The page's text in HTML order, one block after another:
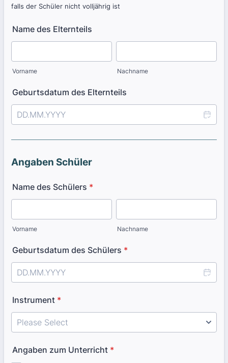
falls der Schüler nicht volljährig ist
Name des Elternteils
Vorname Nachname
Geburtsdatum des Elternteils
Angaben Schüler
Name des Schülers *
Vorname Nachname
Geburtsdatum des Schülers *
Instrument *
Angaben zum Unterricht *